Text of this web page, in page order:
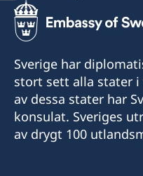
Sverige har
stort sett alla stater
av dessa stater har
konsulat. Sveriges
av drygt 100